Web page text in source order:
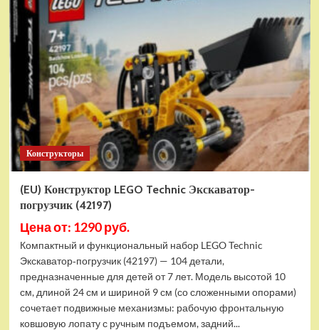
магнитные
БУБА
ИГРАЕМ
ВМЕСТЕ
в
кор.2*192шт
ZY501598-
R4
Конструкторы
(EU) Конструктор LEGO Technic Экскаватор-
погрузчик (42197)
Цена от: 1290 руб.
Компактный и функциональный набор LEGO Technic
Экскаватор‑погрузчик (42197) — 104 детали,
предназначенные для детей от 7 лет. Модель высотой 10
см, длиной 24 см и шириной 9 см (со сложенными опорами)
сочетает подвижные механизмы: рабочую фронтальную
ковшовую лопату с ручным подъемом, задний...